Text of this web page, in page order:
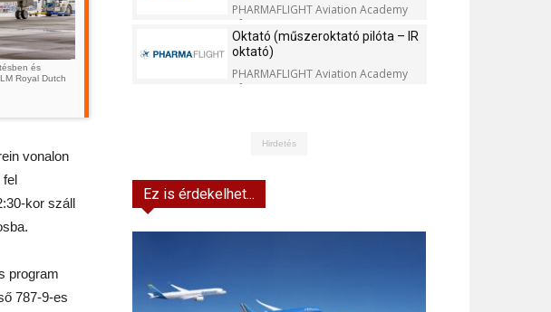
és
Royal Dutch
vonalon
fel
kor száll
program
787-9-es
PHARMAFLIGHT Aviation Academy
Kft.
Oktató (műszeroktató pilóta – IR
oktató)
PHARMAFLIGHT Aviation Academy
Kft.
Hirdetés
Ez is érdekelhet...